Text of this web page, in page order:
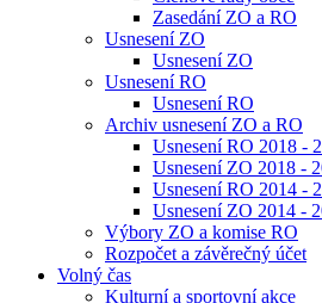
Zasedání ZO a RO
Usnesení ZO
Usnesení ZO
Usnesení RO
Usnesení RO
Archiv usnesení ZO a RO
Usnesení RO 2018 -
Usnesení ZO 2018 -
Usnesení RO 2014 -
Usnesení ZO 2014 -
Výbory ZO a komise RO
Rozpočet a závěrečný účet
Volný čas
Kulturní a sportovní akce